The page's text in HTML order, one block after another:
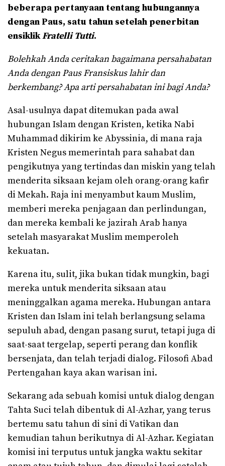
beberapa pertanyaan tentang hubungannya
dengan Paus, satu tahun setelah penerbitan
ensiklikFratelliTutti.
Bolehkah Anda ceritakan bagaimana persahabatan
Anda dengan Paus Fransiskus lahir dan
berkembang? Apa arti persahabatan ini bagi Anda?
Asal-usulnya dapat ditemukan pada awal
hubungan Islam dengan Kristen, ketika Nabi
Muhammad dikirim ke Abyssinia, di mana raja
Kristen Negus memerintah para sahabat dan
pengikutnya yang tertindas dan miskin yang telah
menderita siksaan kejam oleh orang-orang kafir
di Mekah. Raja ini menyambut kaum Muslim,
memberi mereka penjagaan dan perlindungan,
dan mereka kembali ke jazirah Arab hanya
setelah masyarakat Muslim memperoleh
kekuatan.
Karena itu, sulit, jika bukan tidak mungkin, bagi
mereka untuk menderita siksaan atau
meninggalkan agama mereka. Hubungan antara
Kristen dan Islam ini telah berlangsung selama
sepuluh abad, dengan pasang surut, tetapi juga di
saat-saat tergelap, seperti perang dan konflik
bersenjata, dan telah terjadi dialog. Filosofi Abad
Pertengahan kaya akan warisan ini.
Sekarang ada sebuah komisi untuk dialog dengan
Tahta Suci telah dibentuk di Al-Azhar, yang terus
bertemu satu tahun di sini di Vatikan dan
kemudian tahun berikutnya di Al-Azhar. Kegiatan
komisi ini terputus untuk jangka waktu sekitar